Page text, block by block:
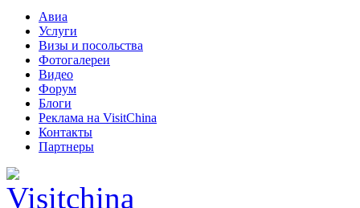
Авиа
Услуги
Визы и посольства
Фотогалереи
Видео
Форум
Блоги
Реклама на VisitChina
Контакты
Партнеры